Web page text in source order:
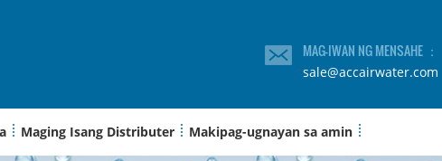
MAG-IWAN NG MENSAHE ：
sale@accairwater.com
Maging Isang Distributer Makipag-ugnayan sa amin